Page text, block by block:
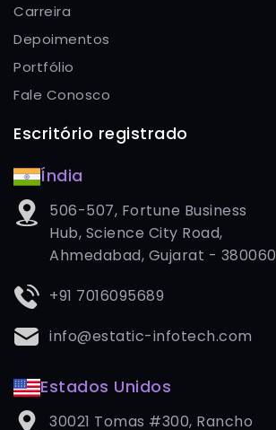
Carreira
Depoimentos
Portfólio
Fale Conosco
Escritório registrado
Índia
506-507, Fortune Business
Hub, Science City Road,
Ahmedabad, Gujarat - 380060
+91 7016095689
info@estatic-infotech.com
Estados Unidos
30021 Tomas #300, Rancho